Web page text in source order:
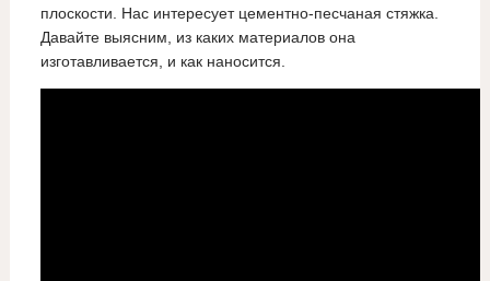
плоскости. Нас интересует цементно-песчаная стяжка.
Давайте выясним, из каких материалов она
изготавливается, и как наносится.